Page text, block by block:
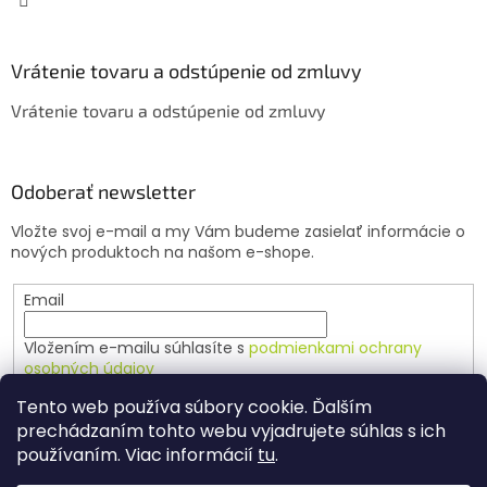
Tento web používa súbory cookie. Ďalším
prechádzaním tohto webu vyjadrujete súhlas s ich
používaním. Viac informácií tu.
s
Vrátenie tovaru a odstúpenie od zmluvy
Vrátenie tovaru a odstúpenie od zmluvy
Odoberať newsletter
Vložte svoj e-mail a my Vám budeme zasielať informácie o
nových produktoch na našom e-shope.
Email
Vložením e-mailu súhlasíte s podmienkami ochrany
osobných údajov
PRIHLÁSIŤ SA